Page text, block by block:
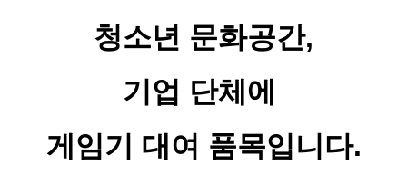
청소년 문화공간,
기업 단체에
게임기 대여 품목입니다.